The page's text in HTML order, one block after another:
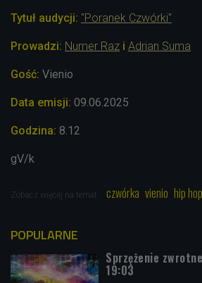
Tytuł audycji: "Poranek Czwórki"
Prowadzi: Numer Raz i Adrian Suma
Gość: Vienio
Data emisji: 09.06 .2025
Godzina: 8.12
gV/k
Zobacz więcej na temat: czwórka vienio hip hop
POPULARNE
Sprzężenie
19:03